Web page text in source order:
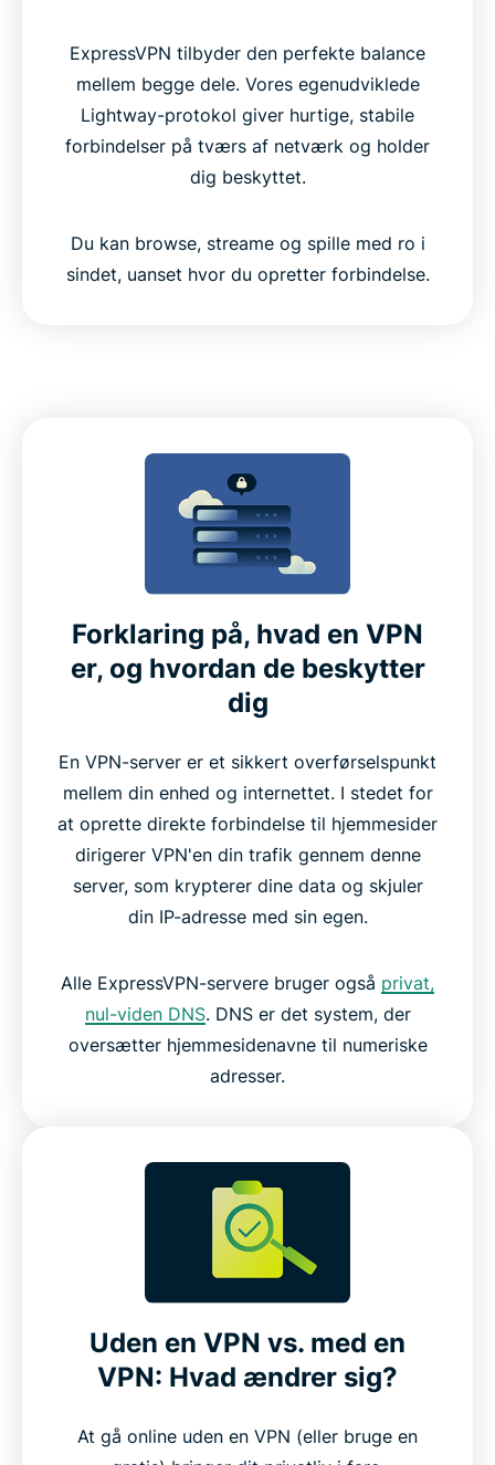
ExpressVPN tilbyder den perfekte balance
mellem begge dele. Vores egenudviklede
Lightway-protokol giver hurtige, stabile
forbindelser på tværs af netværk og holder
dig beskyttet.
Du kan browse, streame og spille med ro i
sindet, uanset hvor du opretter forbindelse.
Forklaring på, hvad en VPN
er, og hvordan de beskytter
dig
En VPN-server er et sikkert overførselspunkt
mellem din enhed og internettet. I stedet for
at oprette direkte forbindelse til hjemmesider
dirigerer VPN'en din trafik gennem denne
server, som krypterer dine data og skjuler
din IP-adresse med sin egen.
Alle ExpressVPN-servere bruger også privat,
nul-viden DNS. DNS er det system, der
oversætter hjemmesidenavne til numeriske
adresser.
Uden en VPN vs. med en
VPN: Hvad ændrer sig?
At gå online uden en VPN (eller bruge en